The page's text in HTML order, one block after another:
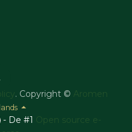
. Copyright © Aromen
- De #1 Open source e-